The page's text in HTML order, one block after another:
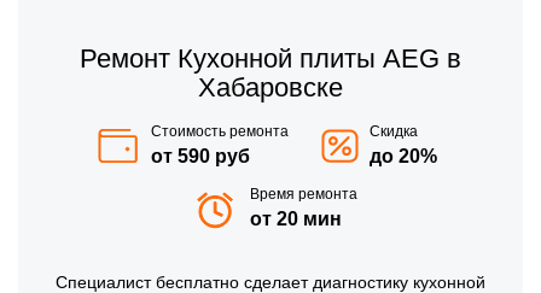
Ремонт Кухонной плиты AEG в
Хабаровске
Стоимость ремонта
от 590 руб
Скидка
до 20%
Время ремонта
от 20 мин
Специалист бесплатно сделает диагностику кухонной